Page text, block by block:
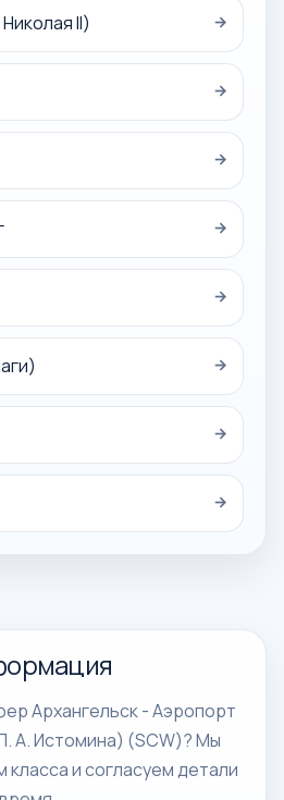
II) →
→
→
→
→
→
→
→
Архангельск - Аэропорт
А. Истомина) (SCW)? Мы
и согласуем детали